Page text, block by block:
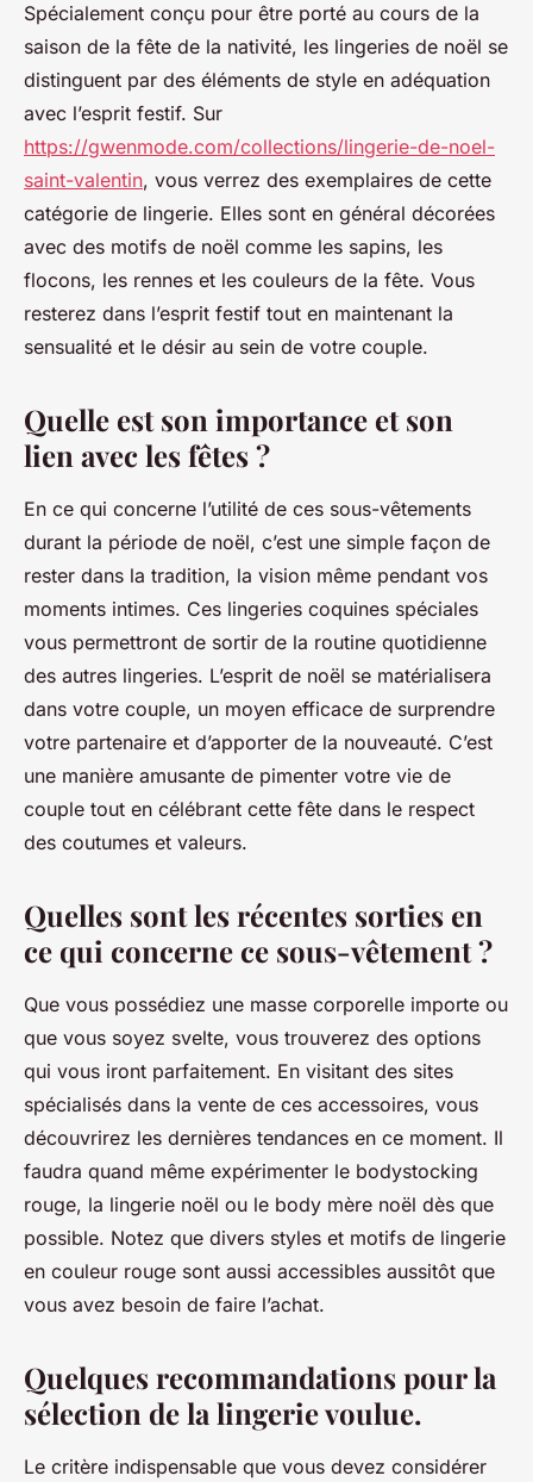
Spécialement conçu pour être porté au cours de la
saison de la fête de la nativité, les lingeries de noël se
distinguent par des éléments de style en adéquation
avec l’esprit festif. Sur
https://gwenmode.com/collections/lingerie-de-noel-
saint-valentin, vous verrez des exemplaires de cette
catégorie de lingerie. Elles sont en général décorées
avec des motifs de noël comme les sapins, les
flocons, les rennes et les couleurs de la fête. Vous
resterez dans l’esprit festif tout en maintenant la
sensualité et le désir au sein de votre couple.
Quelle est son importance et son
lien avec les fêtes ?
En ce qui concerne l’utilité de ces sous-vêtements
durant la période de noël, c’est une simple façon de
rester dans la tradition, la vision même pendant vos
moments intimes. Ces lingeries coquines spéciales
vous permettront de sortir de la routine quotidienne
des autres lingeries. L’esprit de noël se matérialisera
dans votre couple, un moyen efficace de surprendre
votre partenaire et d’apporter de la nouveauté. C’est
une manière amusante de pimenter votre vie de
couple tout en célébrant cette fête dans le respect
des coutumes et valeurs.
Quelles sont les récentes sorties en
ce qui concerne ce sous-vêtement ?
Que vous possédiez une masse corporelle importe ou
que vous soyez svelte, vous trouverez des options
qui vous iront parfaitement. En visitant des sites
spécialisés dans la vente de ces accessoires, vous
découvrirez les dernières tendances en ce moment. Il
faudra quand même expérimenter le bodystocking
rouge, la lingerie noël ou le body mère noël dès que
possible. Notez que divers styles et motifs de lingerie
en couleur rouge sont aussi accessibles aussitôt que
vous avez besoin de faire l’achat.
Quelques recommandations pour la
sélection de la lingerie voulue.
Le critère indispensable que vous devez considérer